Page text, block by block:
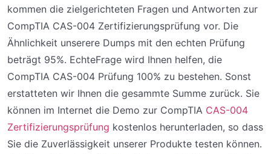
kommen die zielgerichteten Fragen und Antworten zur
CompTIA CAS-004 Zertifizierungsprüfung vor. Die
Ähnlichkeit unserere Dumps mit den echten Prüfung
beträgt 95%. EchteFrage wird Ihnen helfen, die
CompTIA CAS-004 Prüfung 100% zu bestehen. Sonst
erstatteten wir Ihnen die gesammte Summe zurück. Sie
können im Internet die Demo zur CompTIA CAS-004
Zertifizierungsprüfung kostenlos herunterladen, so dass
Sie die Zuverlässigkeit unserer Produkte testen können.